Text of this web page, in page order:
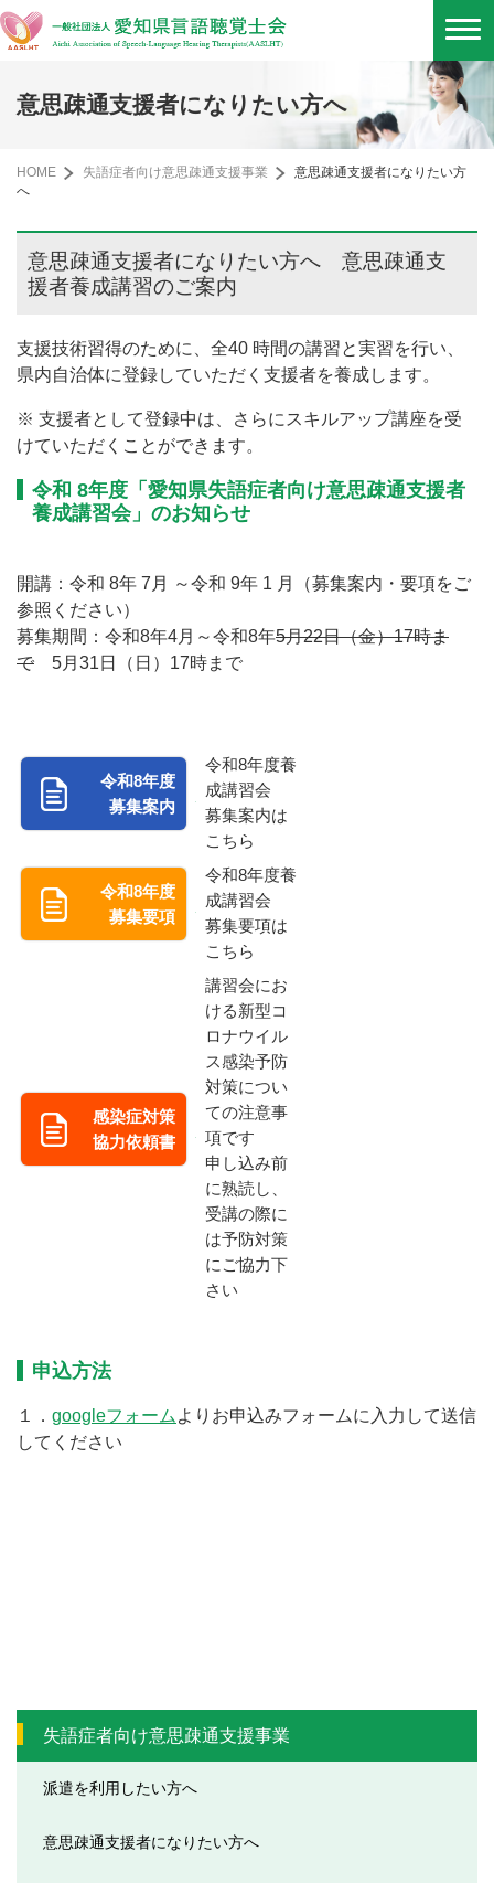
意思疎通支援者になりたい方へ
HOME 失語症者向け意思疎通支援事業
意思疎通支援者になりたい方
へ
意思疎通支援者になりたい方へ 意思疎通支
援者養成講習のご案内
支援技術習得のために、全40 時間の講習と実習を行い、
県内自治体に登録していただく支援者を養成します。
※ 支援者として登録中は、さらにスキルアップ講座を受
けていただくことができます。
令和 8年度「愛知県失語症者向け意思疎通支援者
養成講習会」のお知らせ
開講：令和 8年 7月 ～令和 9年 1 月（募集案内・要項をご
参照ください）
募集期間：令和8年4月～令和8年5月22日（金）17時ま
で 5月31日（日）17時まで
令和8年度
募集案内
令和8年度養
成講習会
募集案内は
こちら
令和8年度
募集要項
令和8年度養
成講習会
募集要項は
こちら
感染症対策
協力依頼書
講習会にお
ける新型コ
ロナウイル
ス感染予防
対策につい
ての注意事
項です
申し込み前
に熟読し、
受講の際に
は予防対策
にご協力下
さい
申込方法
１． googleフォーム よりお申込みフォームに入力して送信
してください
失語症者向け意思疎通支援事業
派遣を利用したい方へ
意思疎通支援者になりたい方へ